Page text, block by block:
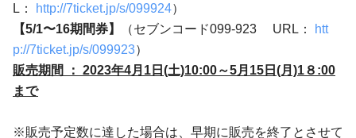
L：
http://7ticket.jp/s/099924）
【5/1〜16期間券】
（セブンコード099-923 URL：
htt
p://7ticket.jp/s/099923）
販売期間 ： 2023年4月1日(土)10:00～5月15日(月)1８:00
まで
※販売予定数に達した場合は、早期に販売を終了とさせて